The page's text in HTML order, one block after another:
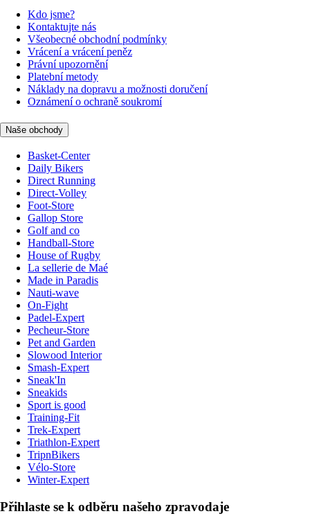
Kdo jsme?
Kontaktujte nás
Všeobecné obchodní podmínky
Vrácení a vrácení peněz
Právní upozornění
Platební metody
Náklady na dopravu a možnosti doručení
Oznámení o ochraně soukromí
Naše obchody
Basket-Center
Daily Bikers
Direct Running
Direct-Volley
Foot-Store
Gallop Store
Golf and co
Handball-Store
House of Rugby
La sellerie de Maé
Made in Paradis
Nauti-wave
On-Fight
Padel-Expert
Pecheur-Store
Pet and Garden
Slowood Interior
Smash-Expert
Sneak'In
Sneakids
Sport is good
Training-Fit
Trek-Expert
Triathlon-Expert
TripnBikers
Vélo-Store
Winter-Expert
Přihlaste se k odběru našeho zpravodaje